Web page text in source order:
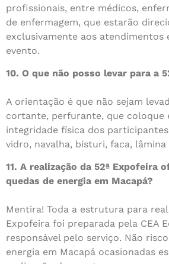
profissionais, entre médicos,
de enfermagem, que estarão
exclusivamente aos atendimentos
evento.
10. O que não posso levar para a
A orientação é que não sejam
cortante, perfurante, que coloque
integridade física dos
vidro, navalha, bisturi, faca, lâmina
11. A realização da 52ª Expofeira
quedas de energia em Macapá?
Mentira! Toda a estrutura para
Expofeira foi preparada pela CEA
responsável pelo serviço. Não
energia em Macapá ocasionadas